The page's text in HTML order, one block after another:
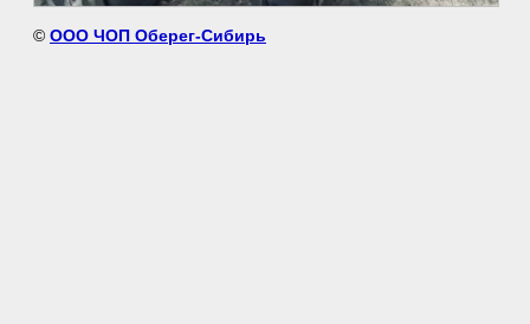
© OOO ЧОП Оберег-Сибирь